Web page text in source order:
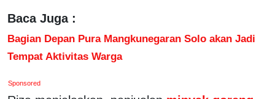
Baca Juga :
Bagian Depan Pura Mangkunegaran Solo akan Jadi
Tempat Aktivitas Warga
Sponsored